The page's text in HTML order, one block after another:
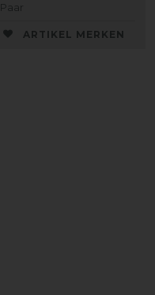
Paar
ARTIKEL MERKEN